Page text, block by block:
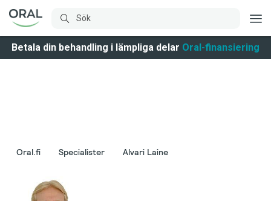
Betala din behandling i lämpliga delar Oral-finansiering
Oral.fi Specialister Alvari Laine